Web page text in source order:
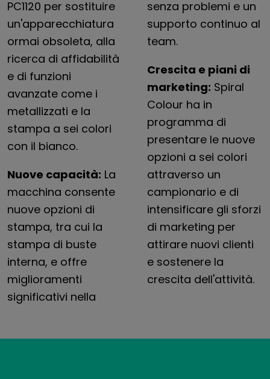
PC1120 per sostituire
un'apparecchiatura
ormai obsoleta, alla
ricerca di affidabilità
e di funzioni
avanzate come i
metallizzati e la
stampa a sei colori
con il bianco.
Nuove capacità: La
macchina consente
nuove opzioni di
stampa, tra cui la
stampa di buste
interna, e offre
miglioramenti
significativi nella
senza problemi e un
supporto continuo al
team.
Crescita e piani di
marketing: Spiral
Colour ha in
programma di
presentare le nuove
opzioni a sei colori
attraverso un
campionario e di
intensificare gli sforzi
di marketing per
attirare nuovi clienti
e sostenere la
crescita dell'attività.